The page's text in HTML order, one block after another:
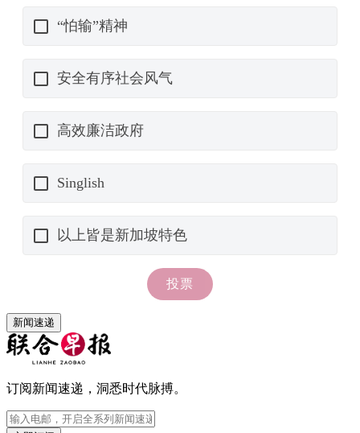
新闻速递
订阅新闻速递，洞悉时代脉搏。